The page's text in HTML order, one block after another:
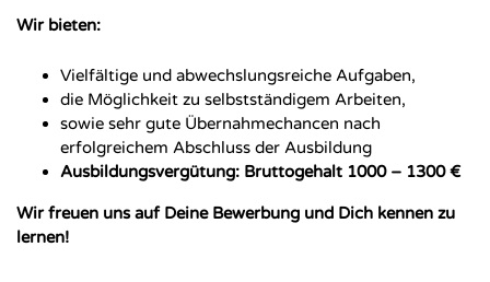
Wir bieten:
Vielfältige und abwechslungsreiche Aufgaben,
die Möglichkeit zu selbstständigem Arbeiten,
sowie sehr gute Übernahmechancen nach
erfolgreichem Abschluss der Ausbildung
Ausbildungsvergütung: Bruttogehalt 1000 – 1300 €
Wir freuen uns auf Deine Bewerbung und Dich kennen zu
lernen!